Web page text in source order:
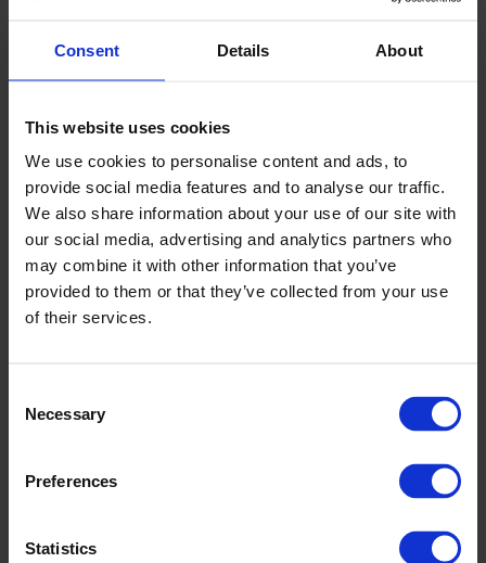
Consent Details About
This website uses cookies
We use cookies to personalise content and ads, to
provide social media features and to analyse our traffic.
We also share information about your use of our site with
our social media, advertising and analytics partners who
may combine it with other information that you’ve
provided to them or that they’ve collected from your use
of their services.
Selection
Necessary
Preferences
Statistics
CPX Slamavskiller 3200L
Artnr
23032
NRF
3251233
Volum (L)
3200
Lengde (mm)
2600
Bredde (mm)
2350
Høyde (mm)